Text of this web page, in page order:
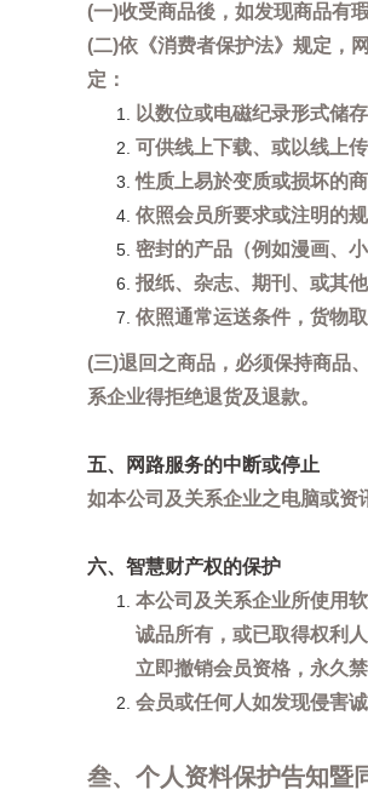
(一)收受商品後，如发现商品有
(二)依《消费者保护法》规定，
定：
以数位或电磁纪录形式储
可供线上下载、或以线上
性质上易於变质或损坏的
依照会员所要求或注明的
密封的产品（例如漫画、
报纸、杂志、期刊、或其
依照通常运送条件，货物
(三)退回之商品，必须保持商品
系企业得拒绝退货及退款。
五、网路服务的中断或停止
如本公司及关系企业之电脑或资
六、智慧财产权的保护
本公司及关系企业所使用
诚品所有，或已取得权利
立即撤销会员资格，永久
会员或任何人如发现侵害
叁、个人资料保护告知暨